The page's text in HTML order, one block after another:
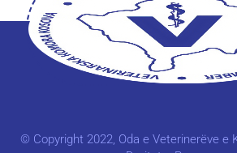
© Copyright 2022, Oda e Veterinerëve e